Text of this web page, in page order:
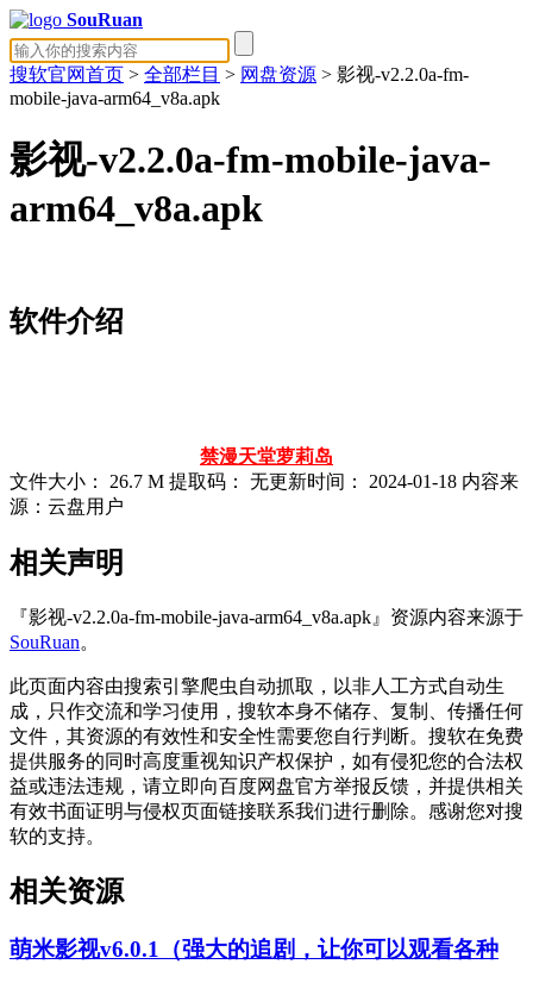
SouRuan
搜软官网首页 > 全部栏目 > 网盘资源 > 影视-v2.2.0a-fm-
mobile-java-arm64_v8a.apk
影视-v2.2.0a-fm-mobile-java-
arm64_v8a.apk
软件介绍
禁漫天堂萝莉岛
文件大小：
26.7 M 提取码： 无更新时间： 2024-01-18 内容来
源：云盘用户
相关声明
『影视-v2.2.0a-fm-mobile-java-arm64_v8a.apk』资源内容来源于
SouRuan。
此页面内容由搜索引擎爬虫自动抓取，以非人工方式自动生
成，只作交流和学习使用，搜软本身不储存、复制、传播任何
文件，其资源的有效性和安全性需要您自行判断。搜软在免费
提供服务的同时高度重视知识产权保护，如有侵犯您的合法权
益或违法违规，请立即向百度网盘官方举报反馈，并提供相关
有效书面证明与侵权页面链接联系我们进行删除。感谢您对搜
软的支持。
相关资源
萌米影视v6.0.1（强大的追剧，让你可以观看各种